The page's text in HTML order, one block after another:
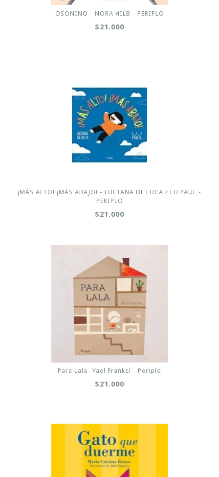
OSONINO - NORA HILB - PERIPLO
$21.000
¡MÁS ALTO! ¡MÁS ABAJO! - LUCIANA DE LUCA / LU PAUL -
PERIPLO
$21.000
Para Lala- Yael Frankel - Periplo
$21.000